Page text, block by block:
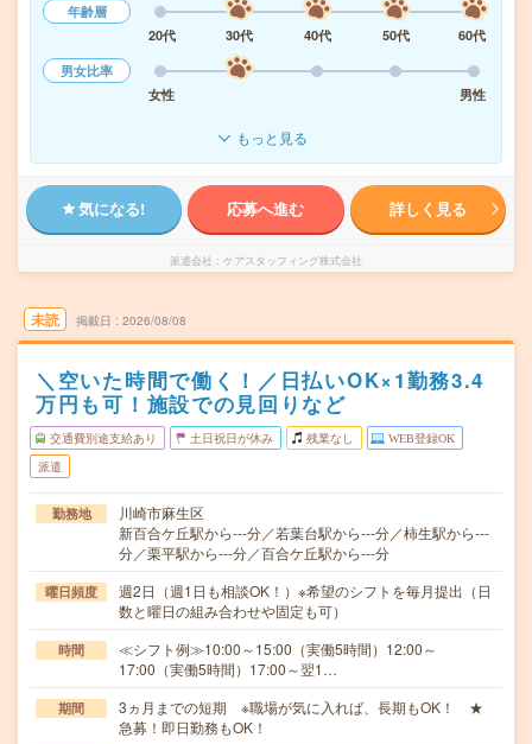
年齢層
20代
30代 40代 50代
60代
男女比率
女性
男性
もっと見る
気になる! 応募へ進む 詳しく見る
派遣会社 ケアスタッフィング株式会社
未読 掲載日 2026/08/08
＼空いた時間で働く！／日払いOK×1勤務3.4
万円も可！施設での見回りなど
交通費別途支給あり 土日祝日が休み 残業なし WEB登録OK
派遣
勤務地
川崎市麻生区
新百合ケ丘駅から---分／若葉台駅から---分／柿生駅から---
分／栗平駅から---分／百合ケ丘駅から---分
曜日頻度
週2日（週1日も相談OK！）※希望のシフトを毎月提出（日
数と曜日の組み合わせや固定も可）
時間
≪シフト例≫10:00～15:00（実働5時間）12:00～
17:00（実働5時間）17:00～翌1…
期間
3ヵ月までの短期 ※職場が気に入れば、長期もOK！ ★
急募！即日勤務もOK！